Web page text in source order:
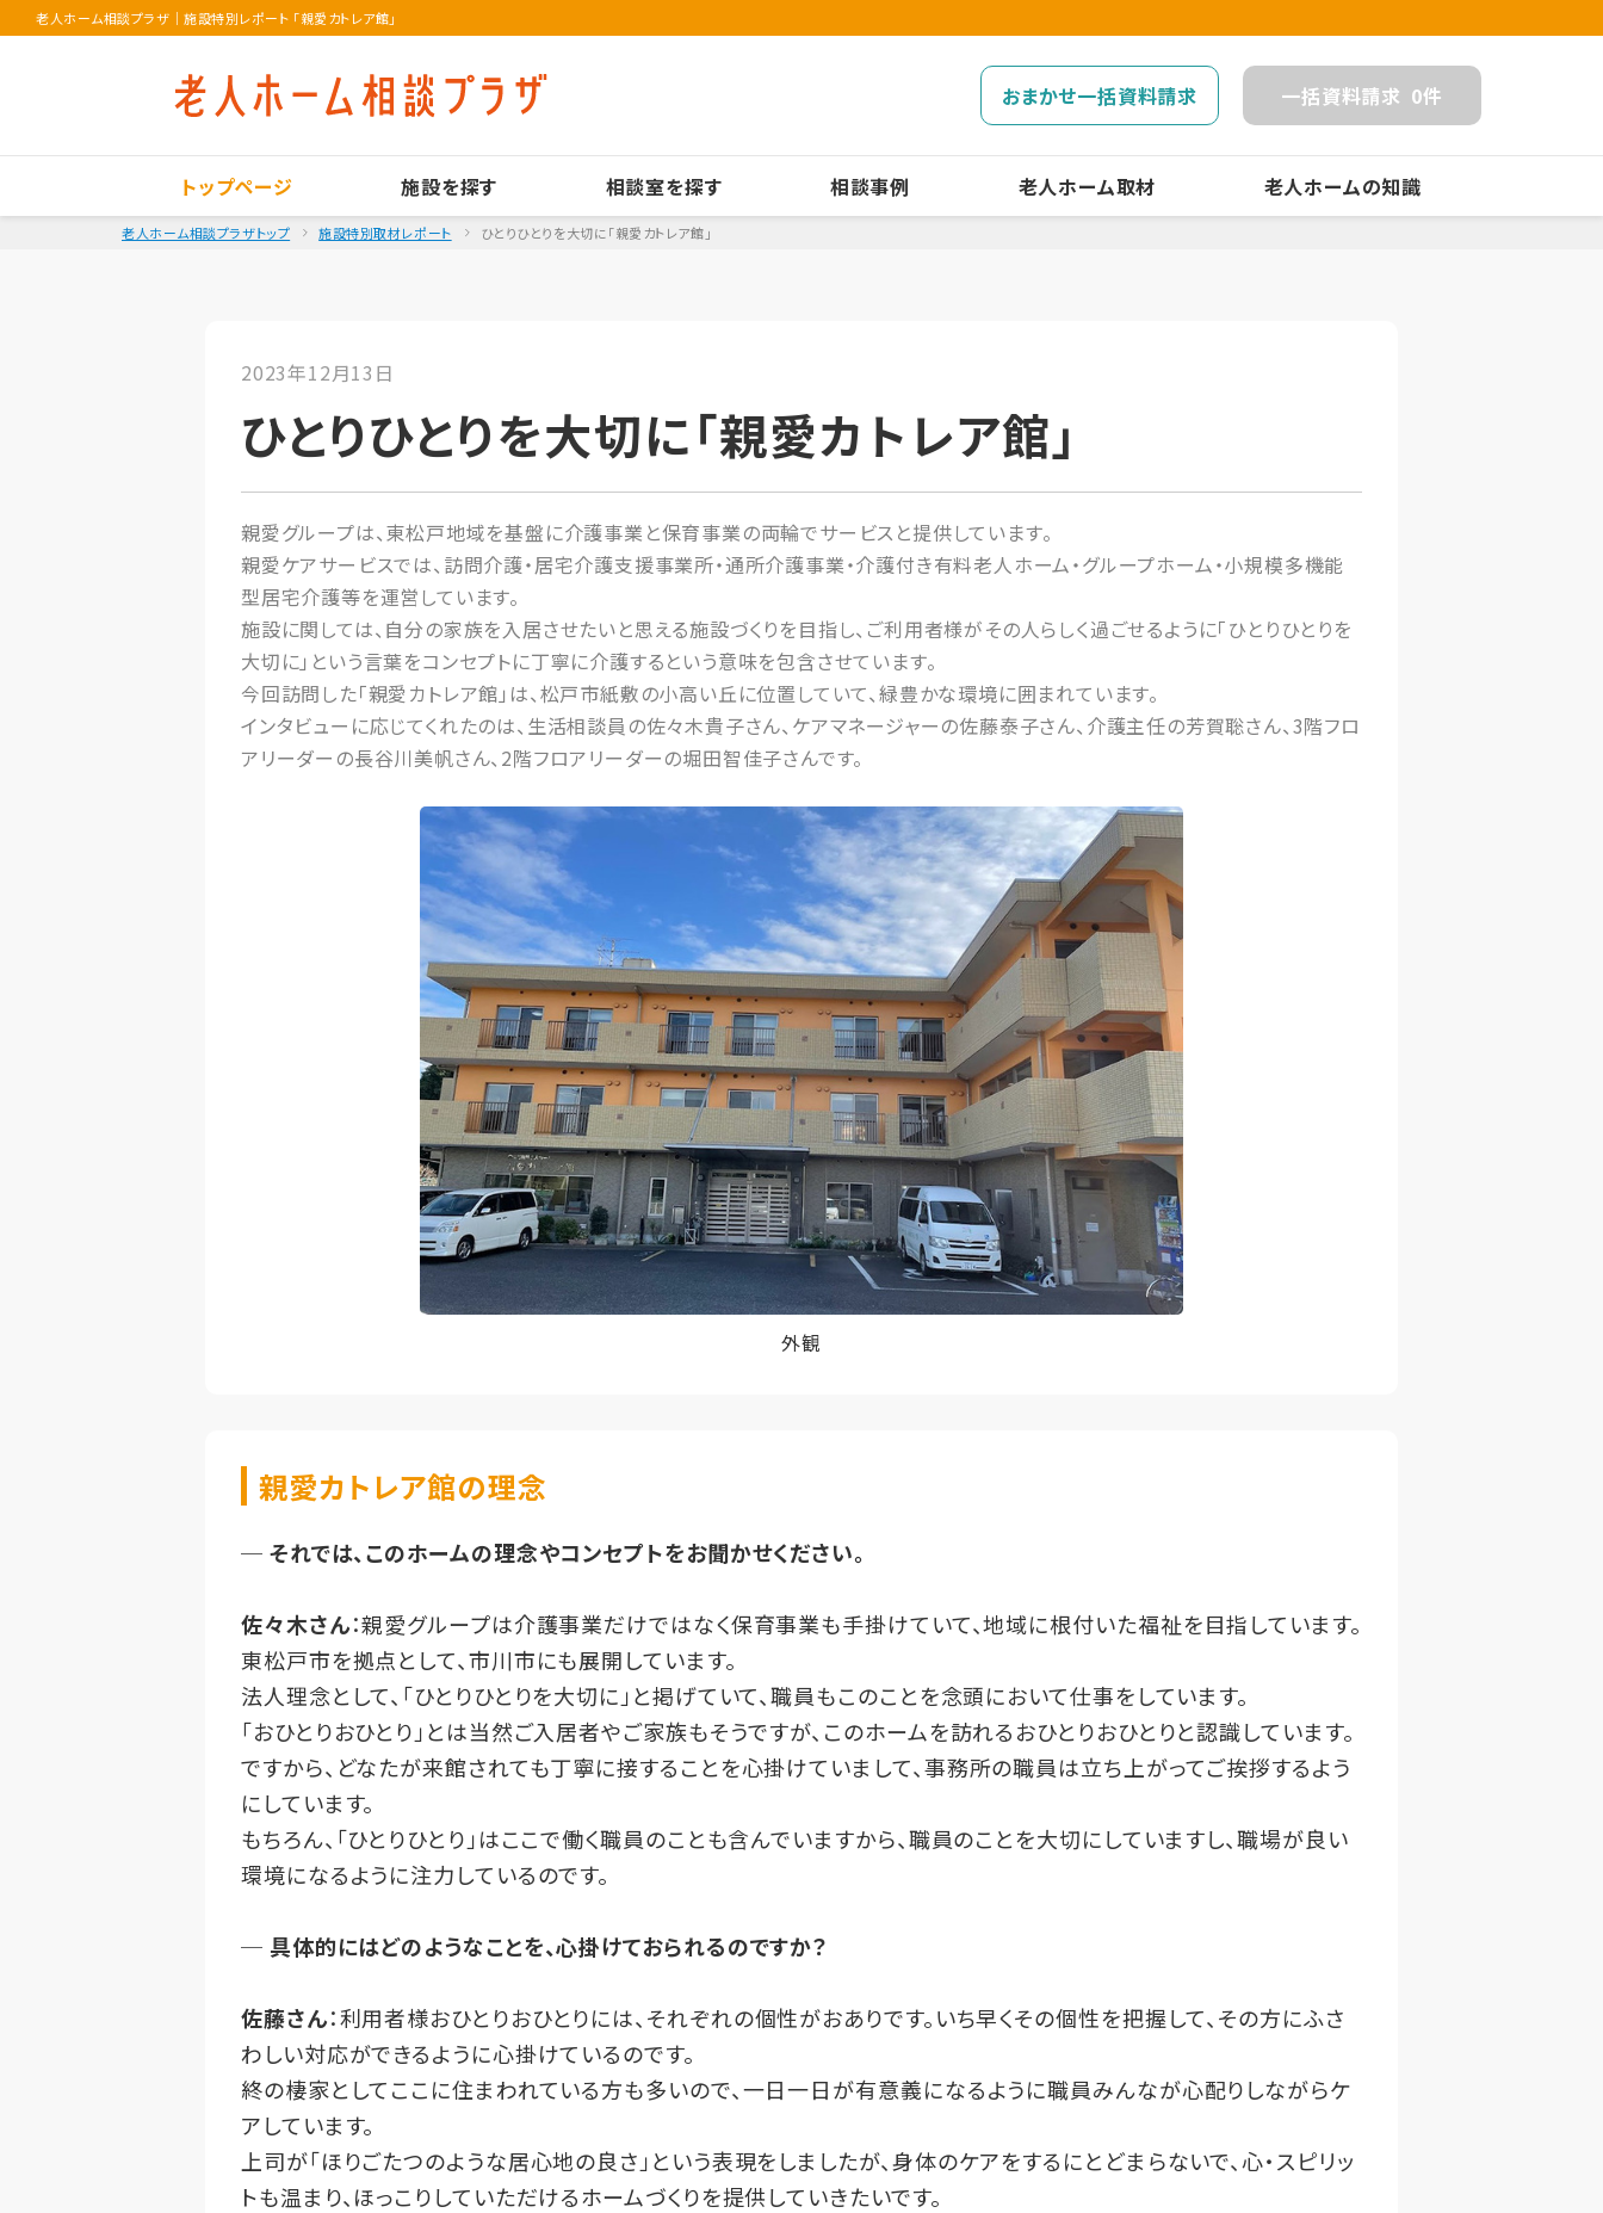
老人ホーム相談プラザ ｜施設特別レポート 「親愛カトレア館」
おまかせ一括資料請求 一括資料請求 0件
トップページ 施設を探す 相談室を探す 相談事例 老人ホーム取材 老人ホームの知識
老人ホーム相談プラザトップ 施設特別取材レポート ひとりひとりを大切に「親愛カトレア館」
2023年12月13日
ひとりひとりを大切に「親愛カトレア館」
親愛グループは、東松戸地域を基盤に介護事業と保育事業の両輪でサービスと提供しています。
親愛ケアサービスでは、訪問介護・居宅介護支援事業所・通所介護事業・介護付き有料老人ホーム・グループホーム・小規模多機能
型居宅介護等を運営しています。
施設に関しては、自分の家族を入居させたいと思える施設づくりを目指し、ご利用者様がその人らしく過ごせるように「ひとりひとりを
大切に」という言葉をコンセプトに丁寧に介護するという意味を包含させています。
今回訪問した「親愛カトレア館」は、松戸市紙敷の小高い丘に位置していて、緑豊かな環境に囲まれています。
インタビューに応じてくれたのは、生活相談員の佐々木貴子さん、ケアマネージャーの佐藤泰子さん、介護主任の芳賀聡さん、3階フロ
アリーダーの長谷川美帆さん、2階フロアリーダーの堀田智佳子さんです。
外観
親愛カトレア館の理念
─ それでは、このホームの理念やコンセプトをお聞かせください。
佐々木さん：親愛グループは介護事業だけではなく保育事業も手掛けていて、地域に根付いた福祉を目指しています。
東松戸市を拠点として、市川市にも展開しています。
法人理念として、「ひとりひとりを大切に」と掲げていて、職員もこのことを念頭において仕事をしています。
「おひとりおひとり」とは当然ご入居者やご家族もそうですが、このホームを訪れるおひとりおひとりと認識しています。
ですから、どなたが来館されても丁寧に接することを心掛けていまして、事務所の職員は立ち上がってご挨拶するよう
にしています。
もちろん、「ひとりひとり」はここで働く職員のことも含んでいますから、職員のことを大切にしていますし、職場が良い
環境になるように注力しているのです。
─ 具体的にはどのようなことを、心掛けておられるのですか？
佐藤さん：利用者様おひとりおひとりには、それぞれの個性がおありです。いち早くその個性を把握して、その方にふさ
わしい対応ができるように心掛けているのです。
終の棲家としてここに住まわれている方も多いので、一日一日が有意義になるように職員みんなが心配りしながらケ
アしています。
上司が「ほりごたつのような居心地の良さ」という表現をしましたが、身体のケアをするにとどまらないで、心・スピリッ
トも温まり、ほっこりしていただけるホームづくりを提供していきたいです。